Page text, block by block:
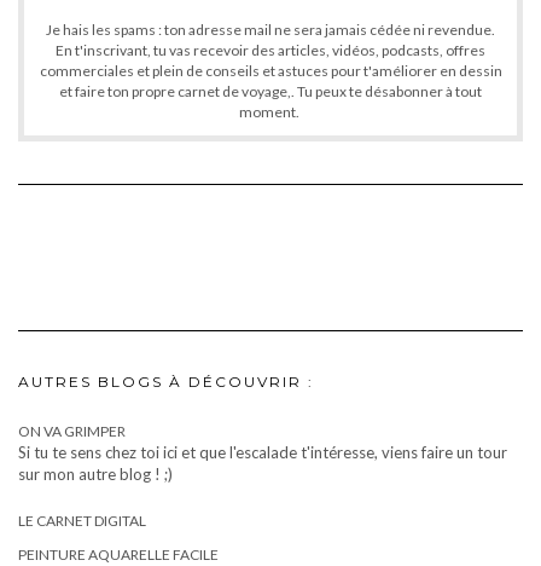
Je hais les spams : ton adresse mail ne sera jamais cédée ni revendue.
En t'inscrivant, tu vas recevoir des articles, vidéos, podcasts, offres
commerciales et plein de conseils et astuces pour t'améliorer en dessin
et faire ton propre carnet de voyage,. Tu peux te désabonner à tout
moment.
AUTRES BLOGS À DÉCOUVRIR :
ON VA GRIMPER
Si tu te sens chez toi ici et que l'escalade t'intéresse, viens faire un tour
sur mon autre blog ! ;)
LE CARNET DIGITAL
PEINTURE AQUARELLE FACILE